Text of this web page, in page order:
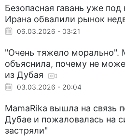
Безопасная гавань уже
Ирана обвалили рынок
06.03.2026 - 03:21
"Очень тяжело морально".
объяснила, почему не
из Дубая
03.03.2026 - 20:04
MamaRika вышла на связь
Дубае и пожаловалась на
застряли"